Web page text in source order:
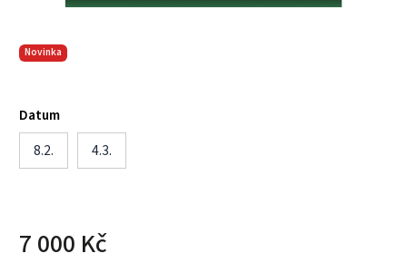
Novinka
Datum
8.2.
4.3.
7 000 Kč